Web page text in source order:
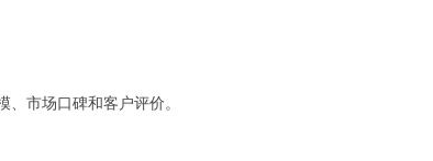
市场口碑和客户评价。